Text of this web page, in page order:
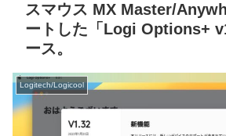
スマウス MX Master/
ートした「Logi Options+
ース。
Logitech/Logicool